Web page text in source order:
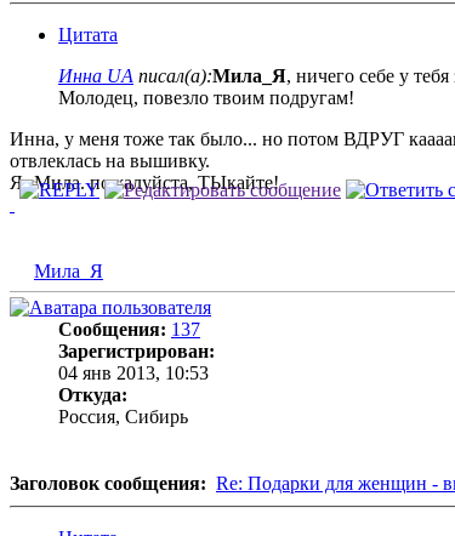
Цитата
Инна UA писал(а):Мила_Я, ничего себе у
Молодец, повезло твоим подругам!
Инна, у меня тоже так было... но потом ВДРУГ
отвлеклась на вышивку.
Я- Мила. пожалуйста, ТЫкайте!
Мила_Я
Сообщения: 137
Зарегистрирован:
04 янв 2013, 10:53
Откуда:
Россия, Сибирь
Заголовок сообщения: Re: Подарки для женщин -